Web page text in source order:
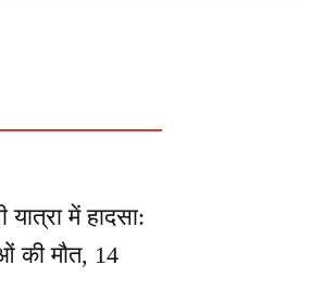
में हादसा:
की मौत, 14